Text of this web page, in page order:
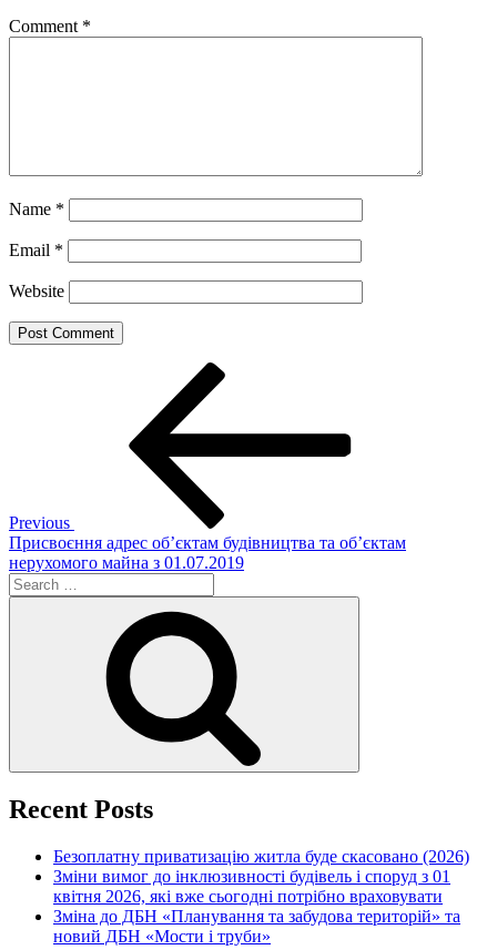
Comment *
Name *
Email *
Website
Previous
Присвоєння адрес об’єктам будівництва та об’єктам
нерухомого майна з 01.07.2019
Search
for:
Recent Posts
Безоплатну приватизацію житла буде скасовано (2026)
Зміни вимог до інклюзивності будівель і споруд з 01
квітня 2026, які вже сьогодні потрібно враховувати
Зміна до ДБН «Планування та забудова територій» та
новий ДБН «Мости і труби»